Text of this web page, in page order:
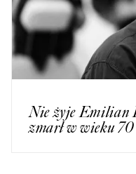
Nie żyje Emilian
zmarł w wieku